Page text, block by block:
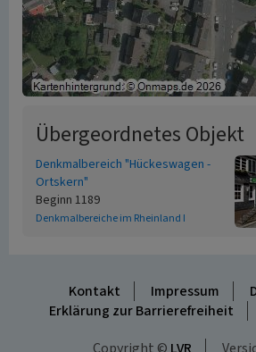
Übergeordnetes Objekt
Denkmalbereich "Hückeswagen -
Ortskern"
Beginn 1189
Denkmalbereiche im Rheinland I
Kontakt Impressum
Erklärung zur Barrierefreiheit